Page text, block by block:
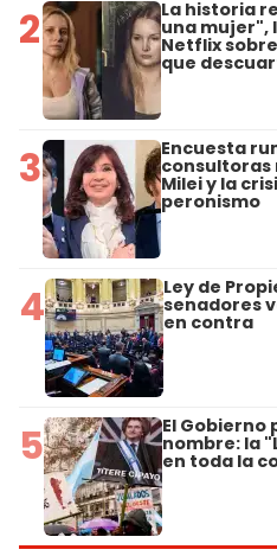
2 La historia
una mujer",
Netflix
que
3 Encuesta
consultoras
Milei y la
peronismo
4 Ley de
senadores
en contra
5 El Gobierno
nombre: la
en toda la